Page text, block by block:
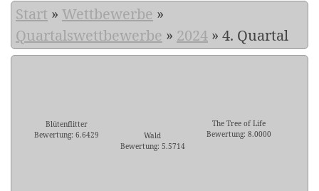
Start » Wettbewerbe »
Quartalswettbewerbe » 2024 » 4. Quartal
Blütenflitter
Bewertung: 6.6429
Wald
Bewertung: 5.5714
The Tree of Life
Bewertung: 8.0000